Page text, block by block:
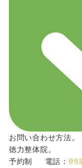
お問い合わせ方法。
徳力整体院。
予約制 　電話：